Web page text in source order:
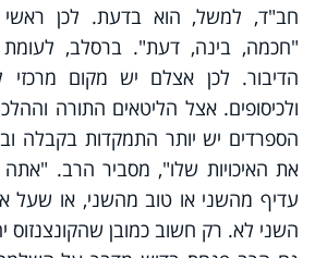
חב"ד, למשל, הוא בדעת. לכן
"חכמה, בינה, דעת". ברסלב,
הדיבור. לכן אצלם יש מקום מרכזי
ולכיסופים. אצל הליטאים התורה
הספרדים יש יותר התמקדות בקבלה
את האיכויות שלו", מסביר הרב.
עדיף מהשני או טוב מהשני, או שעל
השני לא. רק חשוב כמובן שהקונצנזוס